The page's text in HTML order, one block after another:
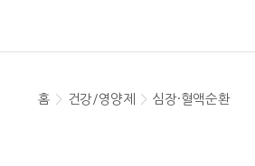
홈 > 건강/영양제 > 심장·혈액순환